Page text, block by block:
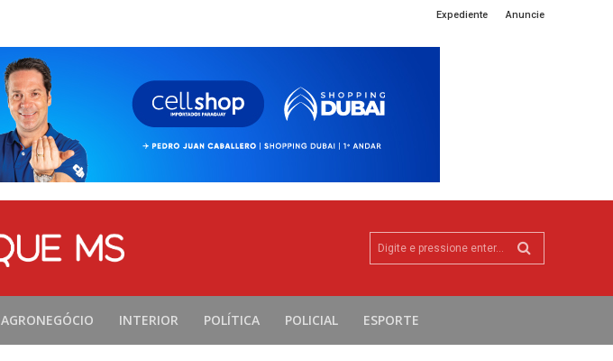
Expediente Anuncie
Digite e pressione enter...
AGRONEGÓCIO INTERIOR POLÍTICA POLICIAL ESPORTE